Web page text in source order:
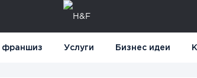
франшиз Услуги Бизнес идеи